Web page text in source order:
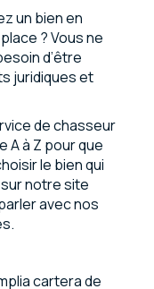
un bien en
? Vous ne
d’être
juridiques et
de chasseur
A à Z pour que
le bien qui
notre site
avec nos
cartera de